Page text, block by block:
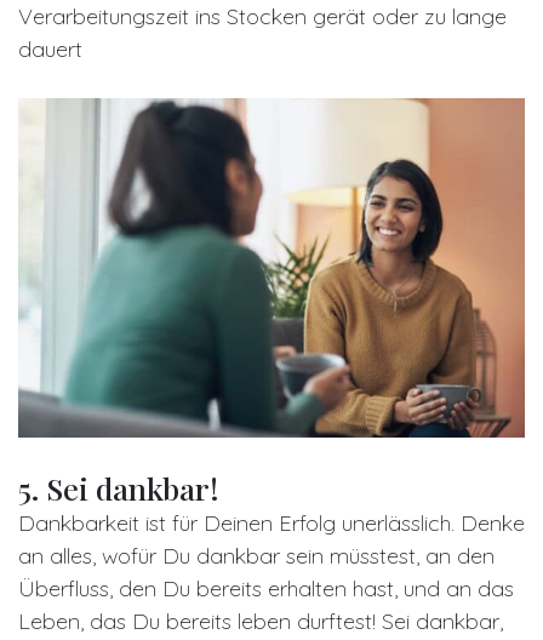
Verarbeitungszeit ins Stocken gerät oder zu lange
dauert
5. Sei dankbar!
Dankbarkeit ist für Deinen Erfolg unerlässlich. Denke
an alles, wofür Du dankbar sein müsstest, an den
Überfluss, den Du bereits erhalten hast, und an das
Leben, das Du bereits leben durftest! Sei dankbar,